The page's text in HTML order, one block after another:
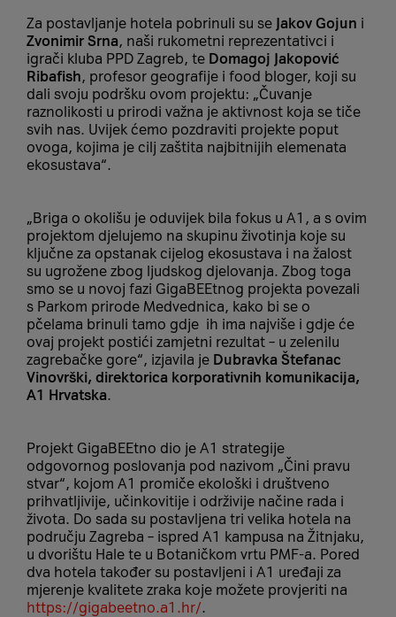
Za postavljanje hotela pobrinuli su se Jakov Gojun i
Zvonimir Srna, naši rukometni reprezentativci i
igrači kluba PPD Zagreb, te Domagoj Jakopović
Ribafish, profesor geografije i food bloger, koji su
dali svoju podršku ovom projektu: „Čuvanje
raznolikosti u prirodi važna je aktivnost koja se tiče
svih nas. Uvijek ćemo pozdraviti projekte poput
ovoga, kojima je cilj zaštita najbitnijih elemenata
ekosustava“.
„Briga o okolišu je oduvijek bila fokus u A1, a s ovim
projektom djelujemo na skupinu životinja koje su
ključne za opstanak cijelog ekosustava i na žalost
su ugrožene zbog ljudskog djelovanja. Zbog toga
smo se u novoj fazi GigaBEEtnog projekta povezali
s Parkom prirode Medvednica, kako bi se o
pčelama brinuli tamo gdje ih ima najviše i gdje će
ovaj projekt postići zamjetni rezultat – u zelenilu
zagrebačke gore“, izjavila je Dubravka Štefanac
Vinovrški, direktorica korporativnih komunikacija,
A1 Hrvatska.
Projekt GigaBEEtno dio je A1 strategije
odgovornog poslovanja pod nazivom „Čini pravu
stvar“, kojom A1 promiče ekološki i društveno
prihvatljivije, učinkovitije i održivije načine rada i
života. Do sada su postavljena tri velika hotela na
području Zagreba – ispred A1 kampusa na Žitnjaku,
u dvorištu Hale te u Botaničkom vrtu PMF-a. Pored
dva hotela također su postavljeni i A1 uređaji za
mjerenje kvalitete zraka koje možete provjeriti na
https://gigabeetno.a1.hr/.